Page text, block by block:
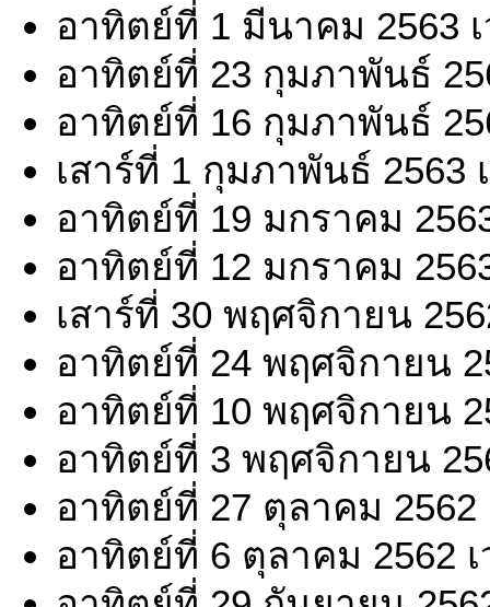
อาทิตย์ที่ 1 มีนาคม 2563
อาทิตย์ที่ 23 กุมภาพันธ์
อาทิตย์ที่ 16 กุมภาพันธ์
เสาร์ที่ 1 กุมภาพันธ์ 2563
อาทิตย์ที่ 19 มกราคม
อาทิตย์ที่ 12 มกราคม
เสาร์ที่ 30 พฤศจิกายน
อาทิตย์ที่ 24 พฤศจิกายน
อาทิตย์ที่ 10 พฤศจิกายน
อาทิตย์ที่ 3 พฤศจิกายน
อาทิตย์ที่ 27 ตุลาคม 2562
อาทิตย์ที่ 6 ตุลาคม 2562